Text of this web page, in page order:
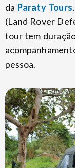
da Paraty Tours
(Land Rover
tour tem
pessoa.